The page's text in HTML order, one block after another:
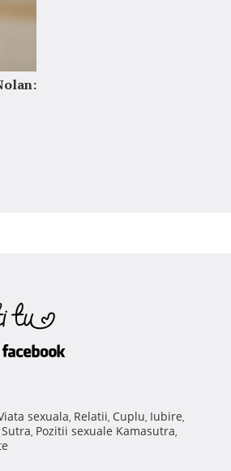
sexuala, Relatii, Cuplu, Iubire,
, Pozitii sexuale Kamasutra,